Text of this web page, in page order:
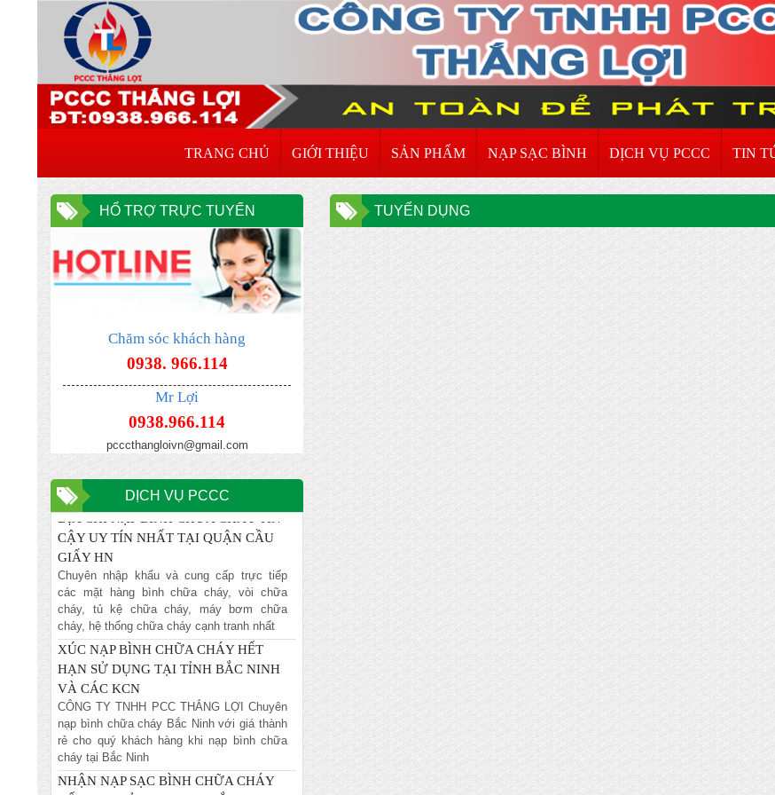
TRANG CHỦ GIỚI THIỆU SẢN PHẨM NẠP SẠC BÌNH DỊCH VỤ PCCC TIN
HỔ TRỢ TRỰC TUYẾN
Chăm sóc khách hàng
0938. 966.114
Mr Lợi
0938.966.114
pcccthangloivn@gmail.com
DỊCH VỤ PCCC
BÌNH CHƯA CHÁY HẾT HẠN TẠI HÀ
các mặt hàng bình chữa cháy, vòi chữa
cháy, hệ thống chữa cháy cạnh tranh nhất
ĐỊA CHỈ NẠP BÌNH CHỮA CHÁY TIN
CẬY UY TÍN NHẤT TẠI QUẬN CẦU
GIẤY HN
Chuyên nhập khẩu và cung cấp trực tiếp
các mặt hàng bình chữa cháy, vòi chữa
cháy, tủ kệ chữa cháy, máy bơm chữa
cháy, hệ thống chữa cháy cạnh tranh nhất
XÚC NẠP BÌNH CHỮA CHÁY HẾT
HẠN SỬ DỤNG TẠI TỈNH BẮC NINH
VÀ CÁC KCN
CÔNG TY TNHH PCC THẮNG LỢI Chuyên
nạp bình chữa cháy Bắc Ninh với giá thành
rẻ cho quý khách hàng khi nạp bình chữa
cháy tại Bắc Ninh
NHẬN NẠP SẠC BÌNH CHỮA CHÁY
HẾT HẠN SỬ DỤNG TẠI BẮC NINH
TUYỂN DỤNG